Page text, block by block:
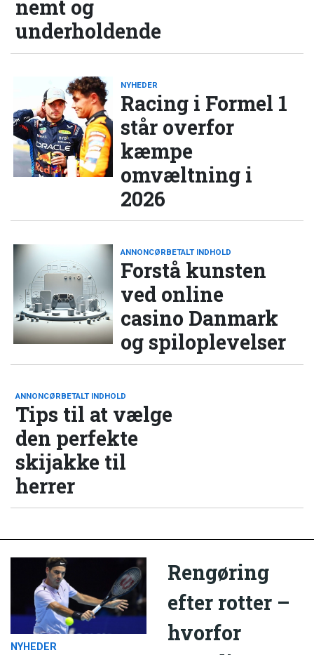
nemt og
underholdende
NYHEDER
Racing i Formel 1
står overfor
kæmpe
omvæltning i
2026
ANNONCØRBETALT INDHOLD
Forstå kunsten
ved online
casino Danmark
og spiloplevelser
ANNONCØRBETALT INDHOLD
Tips til at vælge
den perfekte
skijakke til
herrer
NYHEDER
Rengøring
efter rotter –
hvorfor